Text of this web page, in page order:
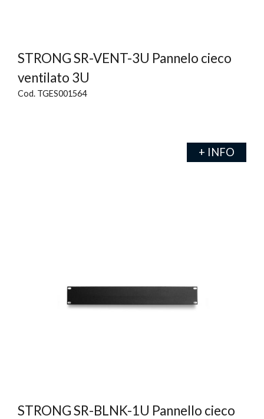
STRONG SR-VENT-3U Pannelo cieco
ventilato 3U
Cod. TGES001564
+ INFO
STRONG SR-BLNK-1U Pannello cieco